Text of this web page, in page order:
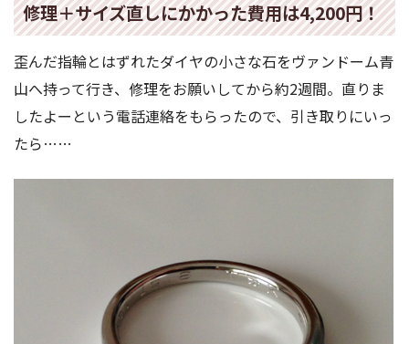
修理＋サイズ直しにかかった費用は4,200円！
歪んだ指輪とはずれたダイヤの小さな石をヴァンドーム青
山へ持って行き、修理をお願いしてから約2週間。直りま
したよーという電話連絡をもらったので、引き取りにいっ
たら……